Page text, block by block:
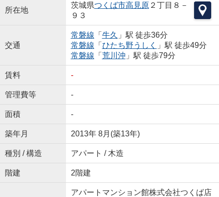
所在地
茨城県つくば市高見原２丁目８－
９３
交通
常磐線 「 牛久 」駅 徒歩36分
常磐線 「 ひたち野うしく
」駅 徒歩49分
常磐線 「 荒川沖 」駅 徒歩79分
賃料 -
管理費等 -
面積 -
築年月 2013年 8月(築13年)
種別 / 構造 アパート / 木造
階建 2階建
アパートマンション館株式会社つくば店